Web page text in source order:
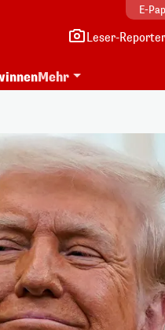
E-
Leser-Reporter
Mehr